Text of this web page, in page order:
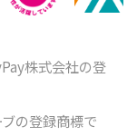
株式会社の登
の登録商標で